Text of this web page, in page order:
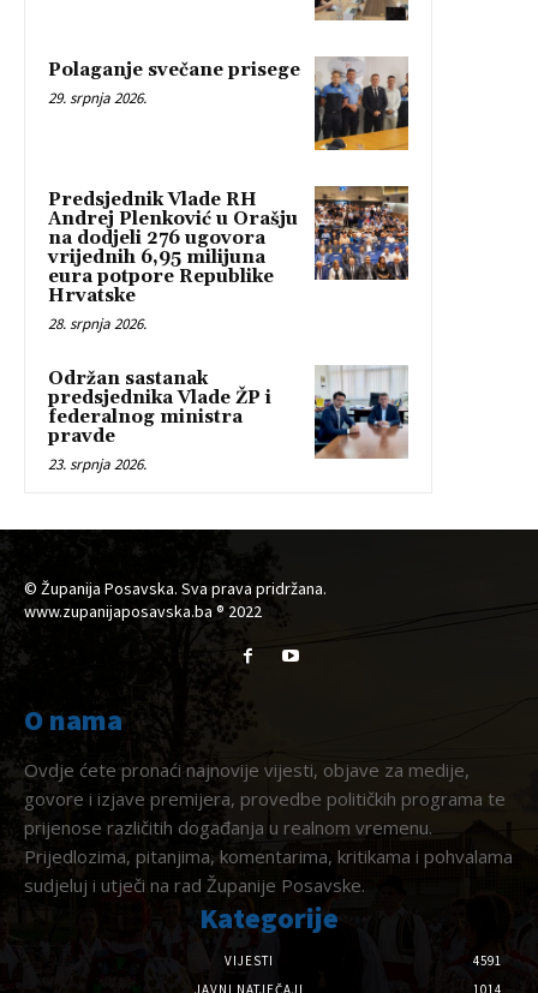
Polaganje svečane prisege
29. srpnja 2026.
Predsjednik Vlade RH
Andrej Plenković u Orašju
na dodjeli 276 ugovora
vrijednih 6,95 milijuna
eura potpore Republike
Hrvatske
28. srpnja 2026.
Održan sastanak
predsjednika Vlade ŽP i
federalnog ministra
pravde
23. srpnja 2026.
© Županija Posavska. Sva prava pridržana.
www.zupanijaposavska.ba ® 2022
O nama
Ovdje ćete pronaći najnovije vijesti, objave za medije,
govore i izjave premijera, provedbe političkih programa te
prijenose različitih događanja u realnom vremenu.
Prijedlozima, pitanjima, komentarima, kritikama i pohvalama
sudjeluj i utječi na rad Županije Posavske.
Kategorije
VIJESTI
4591